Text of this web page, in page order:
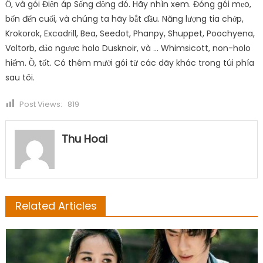
Ồ, và gói Điện áp Sống động đó. Hãy nhìn xem. Đóng gói mẹo,
bốn đến cuối, và chúng ta hãy bắt đầu. Năng lượng tia chớp,
Krokorok, Excadrill, Bea, Seedot, Phanpy, Shuppet, Poochyena,
Voltorb, đảo ngược holo Dusknoir, và … Whimsicott, non-holo
hiếm. Ồ, tốt. Có thêm mười gói từ các dãy khác trong túi phía
sau tôi.
Post Views: 819
Thu Hoai
Related Articles